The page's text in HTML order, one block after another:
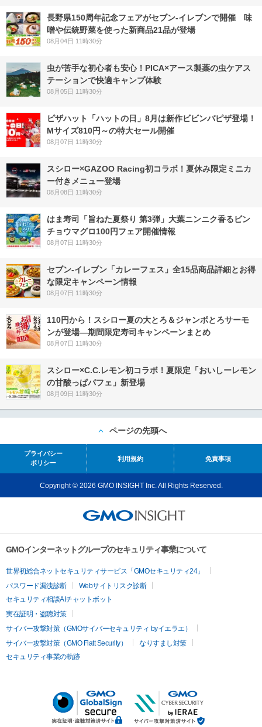
長野県150周年記念フェアがセブン-イレブンで開催 味
噌や伝統野菜を使った新商品21品が登場
08月04日 11時30分
虫が苦手な初心者も安心！PICA×アース製薬の虫ケアス
テーションで快適キャンプ体験
08月05日 11時30分
ピザハット「ハットの日」8月は新作ビビンバピザ登場！
Mサイズ810円～の特大セール開催
08月07日 11時30分
スシロー×GAZOO Racing初コラボ！夏休み限定ミニカ
ー付きメニュー登場
08月08日 11時30分
はま寿司「旨ねた夏祭り 第3弾」大葉ニンニク香るビン
チョウマグロ100円フェア開催情報
08月07日 11時30分
セブン‐イレブン「カレーフェス」全15品商品詳細とお得
な限定キャンペーン情報
08月07日 11時30分
110円から！スシロー夏の大とろ＆ジャンボとろサーモ
ンが登場―期間限定寿司キャンペーンまとめ
08月07日 11時30分
スシロー×C.C.レモン初コラボ！夏限定「おいしーレモン
の甘酸っぱパフェ」新登場
08月09日 11時30分
ページの先頭へ
プライバシー
ポリシー
利用規約 免責事項
Copyright © 2026 GMO INSIGHT Inc. All Rights Reserved.
GMOインターネットグループのセキュリティ事業について
世界初総合ネットセキュリティサービス「GMOセキュリティ24」
パスワード漏洩診断
Webサイトリスク診断
セキュリティ相談AIチャットボット
実在証明・盗聴対策
サイバー攻撃対策（GMOサイバーセキュリティ byイエラエ）
サイバー攻撃対策（GMO Flatt Security）
なりすまし対策
セキュリティ事業の軌跡